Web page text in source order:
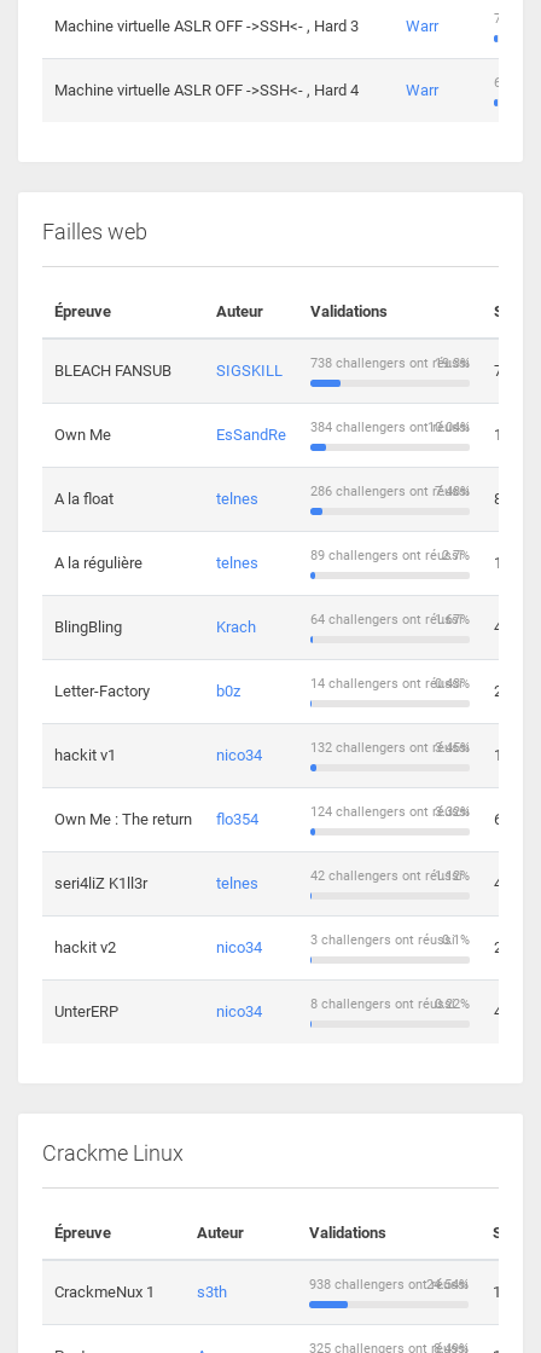
Machine virtuelle ASLR OFF ->SSH<- , Hard 3 Warr 76
Machine virtuelle ASLR OFF ->SSH<- , Hard 4 Warr 63
Failles web
Épreuve Auteur Validations
BLEACH FANSUB SIGSKILL 19.3%
738 challengers ont réussi 7
Own Me EsSandRe 10.04%
384 challengers ont réussi 13
A la float telnes 7.48%
286 challengers ont réussi 8
A la régulière telnes 2.7%
89 challengers ont réussi 10
BlingBling Krach 1.67%
64 challengers ont réussi 4
Letter-Factory b0z 0.43%
14 challengers ont réussi 2
hackit v1 nico34 3.45%
132 challengers ont réussi 12
Own Me : The return flo354 3.32%
124 challengers ont réussi 6
seri4liZ K1ll3r telnes 1.12%
42 challengers ont réussi 4
hackit v2 nico34 0.1%
3 challengers ont réussi 2
UnterERP nico34 0.22%
8 challengers ont réussi 4
Crackme Linux
Épreuve Auteur Validations
CrackmeNux 1 s3th 24.54%
938 challengers ont réussi 14
8.49%
325 challengers ont réussi